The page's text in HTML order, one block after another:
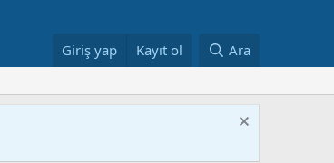
Giriş yap Kayıt ol Ara